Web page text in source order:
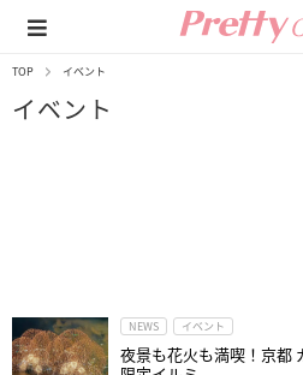
TOP イベント
イベント
NEWS イベント
夜景も花火も満喫！京都